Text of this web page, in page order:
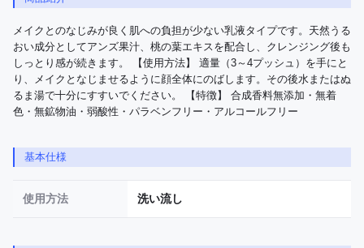
メイクとのなじみが良く肌への負担が少ない乳液タイプです。天然うる
おい成分としてアンズ果汁、桃の葉エキスを配合し、クレンジング後も
しっとり感が続きます。 【使用方法】 適量（3～4プッシュ）を手にと
り、メイクとなじませるように顔全体にのばします。その後水またはぬ
るま湯で十分にすすいでください。 【特徴】 合成香料無添加・無着
色・無鉱物油・弱酸性・パラベンフリー・アルコールフリー
基本仕様
使用方法 洗い流し